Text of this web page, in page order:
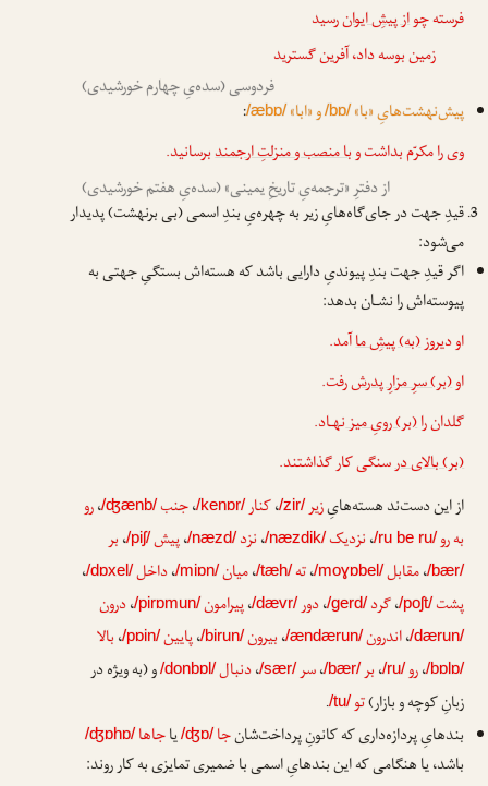
فرسته چواز پیشِ ایوانرسید
زمین بوسه داد، آفرین گسترید
فردوسی (سده‌یِ چهارم خورشیدی)
پیش‌نهشت‌هایِ «با»/bɒ/و «ابا»/æbɒ/
:
وی را مکرّم بداشت وبا منصب و منزلتِ ارجمندبرسانید.
از دفترِ «ترجمه‌یِ تاریخِ یمینی» (سده‌یِ هفتم خورشیدی)
قیدِ جهت در جای‌گاه‌هایِ زیر به چهره‌یِ بندِ اسمی (بی برنهشت) پدیدار
می‌شود:
اگر قیدِ جهت بندِ پیوندیِ دارایی باشد که هسته‌اش بستگیِ جهتی به
پیوسته‌اش را نشـان بدهد:
او دیروز(به) پیشِ ماآمد.
او(بر) سرِ مزارِ پدرشرفت.
گلدان را(بر) رویِ میزنهـاد.
(بر) بالای درسنگی کار گذاشتند.
از این دست‌ند هسته‌هایِزیر/zir/،کنار/kenɒr/،جنب/ʤænb/،رو
به رو/ru be ru/،نزدیک /næzdik/،نزد /næzd/،پیش/piʃ/،بر
/bær/،مقابل/moɣɒbel/،ته/tæh/،میان/miɒn/،داخل/dɒxel/،
پشت /poʃt/،گرد /gerd/،دور/dævr/،پیرامون/pirɒmun/،درون
/dærun/،اندرون/ændærun/،بیرون/birun/،پایین/pɒin/،بالا
/bɒlɒ/،رو/ru/،بر/bær/،سر/sær/،دنبال/donbɒl/و (به ویژه در
زبانِ کوچه و بازار)تو/tu/
.
بندهایِ پردازه‌داری که کانونِ پرداخت‌شانجا /ʤɒ/یاجاها /ʤɒhɒ/
باشد، یا هنگامی که این بندهایِ اسمی با ضمیری تمایزی به کار روند: